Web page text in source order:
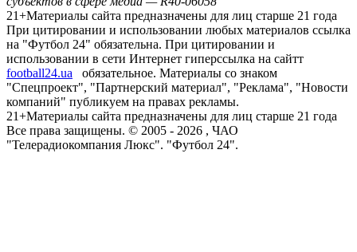
21+Материалы сайта предназначены для лиц старше 21 года
При цитировании и использовании любых материалов ссылка
на "Футбол 24" обязательна. При цитировании и
использовании в сети Интернет гиперссылка на сайтт
football24.ua
обязательное. Материалы со знаком
"Спецпроект", "Партнерский материал", "Реклама", "Новости
компаний" публикуем на правах рекламы.
21+Материалы сайта предназначены для лиц старше 21 года
Все права защищены. © 2005 - 2026 , ЧАО
"Телерадиокомпания Люкс". "Футбол 24".